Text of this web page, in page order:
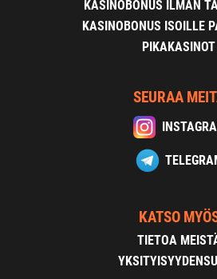
KASINOBONUS ILMAN
KASINOBONUS ISOILLE
PIKAKASINOT
SEURAA
KATSO
TIETOA